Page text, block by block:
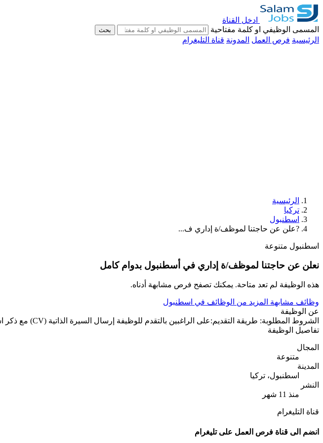
ادخل القناة
المسمى الوظيفي او كلمة مفتاحية
بحث
الرئيسية فرص العمل المدونة قناة التليغرام
الرئيسية
تركيا
اسطنبول
?علن عن حاجتنا لموظف/ة إداري ف...
اسطنبول متنوعة
نعلن عن حاجتنا لموظف/ة إداري في أسطنبول بدوام كامل
هذه الوظيفة لم تعد متاحة. يمكنك تصفح فرص مشابهة أدناه.
وظائف مشابهة المزيد من الوظائف في اسطنبول
عن الوظيفة
الشروط المطلوبة: طريقة التقديم:على الراغبين بالتقدم للوظيفة إرسال السيرة الذاتية (CV) مع ذكر اسم الوظيفة في عنوان البريد على:📧
تفاصيل الوظيفة
المجال
متنوعة
المدينة
اسطنبول، تركيا
النشر
منذ 11 شهر
قناة التليغرام
انضم الى قناة فرص العمل على تليغرام